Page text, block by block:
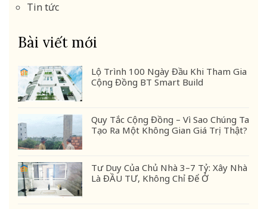
Tin tức
Bài viết mới
Lộ Trình 100 Ngày Đầu Khi Tham Gia
Cộng Đồng BT Smart Build
Quy Tắc Cộng Đồng – Vì Sao Chúng Ta
Tạo Ra Một Không Gian Giá Trị Thật?
Tư Duy Của Chủ Nhà 3–7 Tỷ: Xây Nhà
Là ĐẦU TƯ, Không Chỉ Để Ở